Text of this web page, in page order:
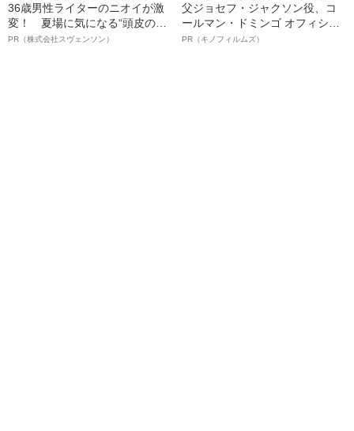
36歳男性ライターのニオイが激
変！ 夏場に気になる“頭皮のニ
オイ”や“ベタつき”を解消す
PR（株式会社スヴェンソン）
父ジョセフ・ジャクソン役、コ
ールマン・ドミンゴ オフィシャ
ルインタビュー“観客を魅了した
PR（キノフィルムズ）